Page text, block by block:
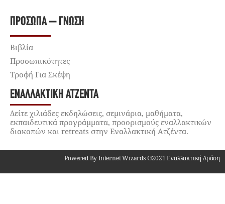
ΠΡΌΣΩΠΑ – ΓΝΏΣΗ
Βιβλία
Προσωπικότητες
Τροφή Για Σκέψη
ΕΝΑΛΛΑΚΤΙΚΉ ΑΤΖΈΝΤΑ
Δείτε χιλιάδες εκδηλώσεις, σεμινάρια, μαθήματα,
εκπαιδευτικά προγράμματα, προορισμούς εναλλακτικών
διακοπών και retreats στην Εναλλακτική Ατζέντα.
Powered By Internet Wizards ©2021 Εναλλακτική Δράση